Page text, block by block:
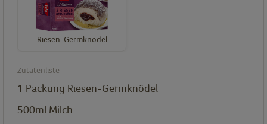
Riesen-Germknödel
Zutatenliste
1 Packung Riesen-Germknödel
500ml Milch